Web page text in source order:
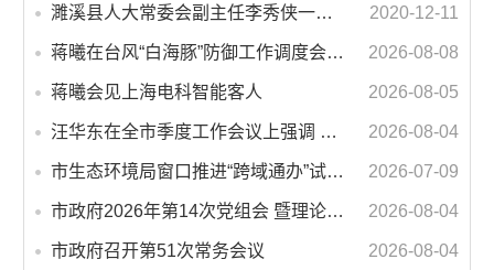
濉溪县人大常委会副主任李秀侠一行调研城乡客运一体化和治超工作 2020-12-11
蒋曦在台风“白海豚”防御工作调度会上强调 牢固树立和践行正确政绩观 切实维护人民群众生命财产安全 2026-08-08
蒋曦会见上海电科智能客人 2026-08-05
汪华东在全市季度工作会议上强调 锚定打好“三仗”任务和年度预期目标不动摇 在全市上下掀起比学赶超争先进位的攻坚热潮 2026-08-04
市生态环境局窗口推进“跨域通办”试点 服务再升级 办事更便利 2026-07-09
市政府2026年第14次党组会 暨理论学习中心组学习会议召开 蒋曦主持会议并讲话 2026-08-04
市政府召开第51次常务会议 2026-08-04